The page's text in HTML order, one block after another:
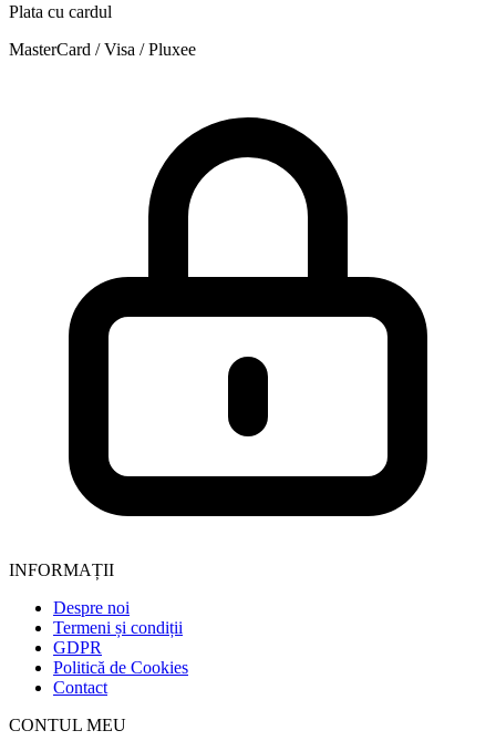
Plata cu cardul
MasterCard / Visa / Pluxee
INFORMAȚII
Despre noi
Termeni și condiții
GDPR
Politică de Cookies
Contact
CONTUL MEU